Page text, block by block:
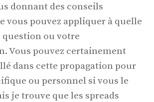
donnant des conseils
vous pouvez appliquer à quelle
ou votre
Vous pouvez certainement
dans cette propagation pour
ou personnel si vous le
je trouve que les spreads